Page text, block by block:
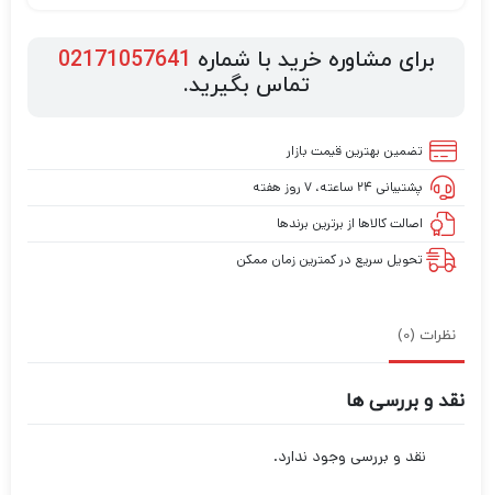
برای مشاوره خرید با شماره 02171057641
تماس بگیرید.
تضمین بهترین قیمت بازار
پشتیبانی ۲۴ ساعته، ۷ روز هفته
اصالت کالاها از برترین برندها
تحویل سریع در کمترین زمان ممکن
نظرات (0)
نقد و بررسی ها
نقد و بررسی وجود ندارد.